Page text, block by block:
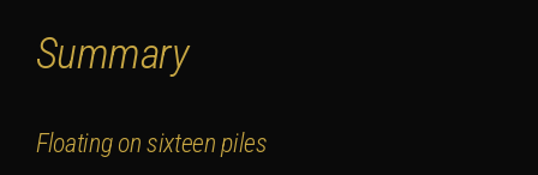
Summary
Floating on sixteen piles